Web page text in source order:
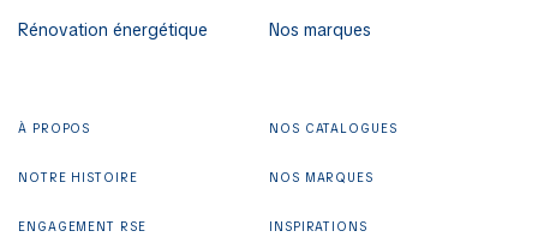
Rénovation énergétique Nos marques
À PROPOS
NOTRE HISTOIRE
ENGAGEMENT RSE
NOS CATALOGUES
NOS MARQUES
INSPIRATIONS